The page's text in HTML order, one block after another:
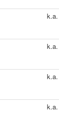
k.a.
k.a.
k.a.
k.a.